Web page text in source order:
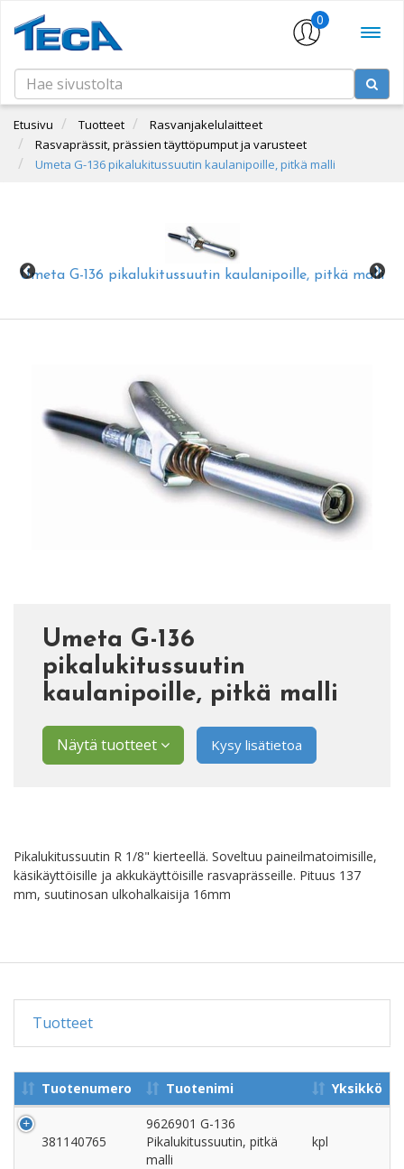
0
Etusivu Tuotteet
Rasvanjakelulaitteet
Rasvaprässit, prässien täyttöpumput ja varusteet
Umeta G-136 pikalukitussuutin kaulanipoille, pitkä malli
Umeta G-136 pikalukitussuutin kaulanipoille, pitkä malli
Umeta G-136
pikalukitussuutin
kaulanipoille, pitkä malli
Näytä tuotteet Kysy lisätietoa
Pikalukitussuutin R 1/8" kierteellä. Soveltuu paineilmatoimisille,
käsikäyttöisille ja akkukäyttöisille rasvaprässeille. Pituus 137
mm, suutinosan ulkohalkaisija 16mm
Tuotteet
Tuotenumero Tuotenimi Yksikkö
381140765
9626901 G-136
Pikalukitussuutin, pitkä
malli
kpl